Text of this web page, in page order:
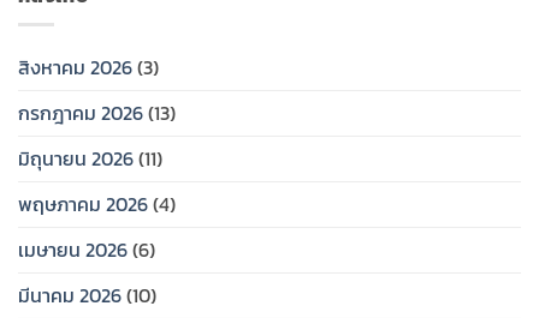
สิงหาคม 2026(3)
กรกฎาคม 2026(13)
มิถุนายน 2026(11)
พฤษภาคม 2026(4)
เมษายน 2026(6)
มีนาคม 2026(10)